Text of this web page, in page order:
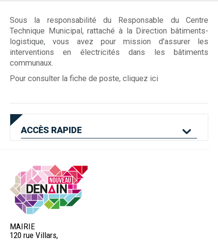
Sous la responsabilité du Responsable du Centre
Technique Municipal, rattaché à la Direction bâtiments-
logistique, vous avez pour mission d'assurer les
interventions en électricités dans les bâtiments
communaux.
Pour consulter la fiche de poste, cliquez ici
ACCÈS RAPIDE
Mes services en
ligne
Logement
MAIRIE
120 rue Villars,